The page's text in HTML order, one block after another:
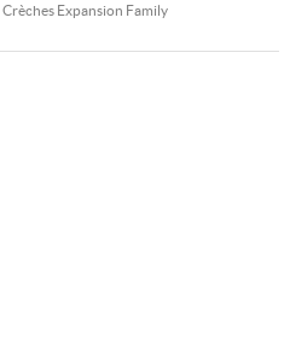
Crèches Expansion Family